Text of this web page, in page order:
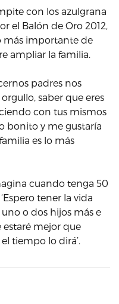
con los azulgrana
el Balón de Oro 2012,
más importante de
ampliar la familia.
padres nos
saber que eres
con tus mismos
bonito y me gustaría
es lo más
cuando tenga 50
tener la vida
o dos hijos más e
estaré mejor que
tiempo lo dirá’.